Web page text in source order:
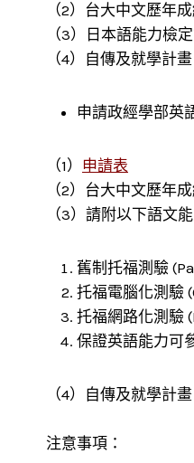
（2）台大中文歷年
（3）日本語能力檢
（4）自傳及就學計
申請政經學部英
（1） 申請表
（2）台大中文歷年
（3）請附以下語文
舊制托福測驗
托福電腦化測驗
托福網路化測驗
保證英語能力可
（4）自傳及就學計
注意事項：